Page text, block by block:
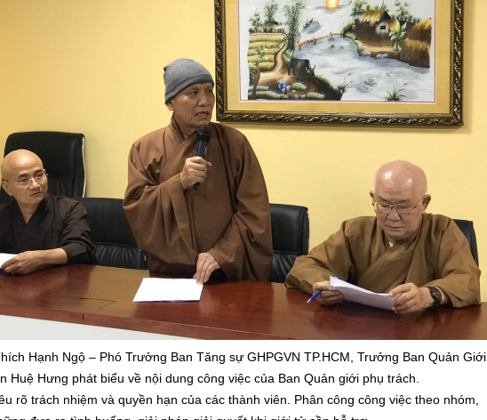
Hạnh Ngộ – Phó Trưởng Ban Tăng sự GHPGVN TP.HCM, Trưởng Ban Quản Giới
Huệ Hưng phát biểu về nội dung công việc của Ban Quản giới phụ trách.
rõ trách nhiệm và quyền hạn của các thành viên. Phân công công việc theo nhóm,